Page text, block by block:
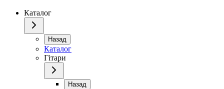
Каталог
Назад
Каталог
Гітари
Назад